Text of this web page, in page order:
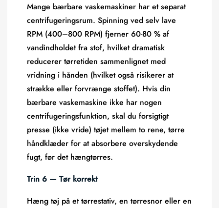
Mange bærbare vaskemaskiner har et separat
centrifugeringsrum. Spinning ved selv lave
RPM (400–800 RPM) fjerner 60-80 % af
vandindholdetfra stof, hvilket dramatisk
reducerer tørretiden sammenlignet med
vridning i hånden (hvilket også risikerer at
strække eller forvrænge stoffet). Hvis din
bærbare vaskemaskine ikke har nogen
centrifugeringsfunktion, skal du forsigtigt
presse (ikke vride) tøjet mellem to rene, tørre
håndklæder for at absorbere overskydende
fugt, før det hængtørres.
Trin 6 — Tør korrekt
Hæng tøj på et tørrestativ, en tørresnor eller en